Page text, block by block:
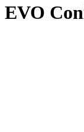
EVO